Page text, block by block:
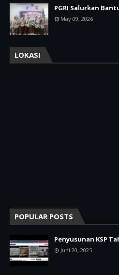
PGRI Salurkan
May 09, 2026
LOKASI
POPULAR POSTS
Penyusunan KSP
Juni 20, 2025